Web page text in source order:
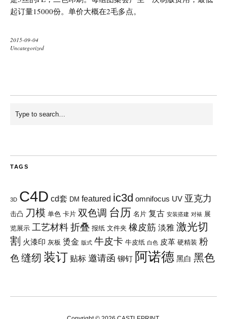
起订量15000份。单价大概在2毛多点。
2015-09-04
Uncategorized
TAGS
3D C4D cd套 DM featured ic3d omnifocus UV 亚克力
击凸 刀模 单色 卡片 双色调 台历 名片 复古 安装搭建 对裱 展
览展示 工艺材料 折叠 报纸 文件夹 橡皮筋 淡雅 激光切
割 火漆印 灰板 烫金 版式 牛皮卡 牛皮纸 白色 皮革 硬精装 粉
色 缝纫 装订 贴标 邀请函 铆钉 阿诺德 黑白 黑色